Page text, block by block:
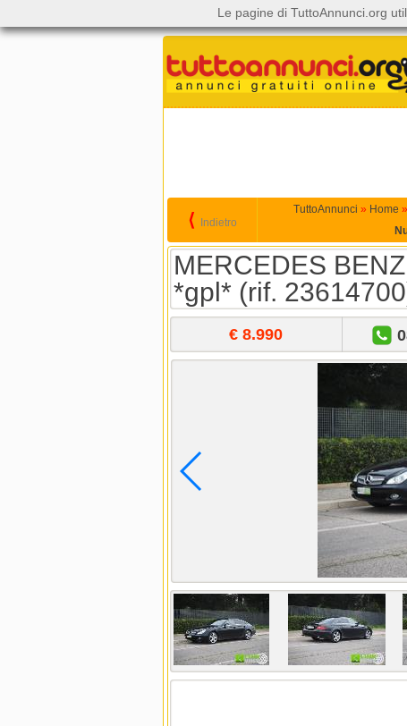
⟨ Indietro
TuttoAnnunci » Home »
MERCEDES
*gpl* (rif.
€ 8.990
Le pagine di TuttoAnnunci.org